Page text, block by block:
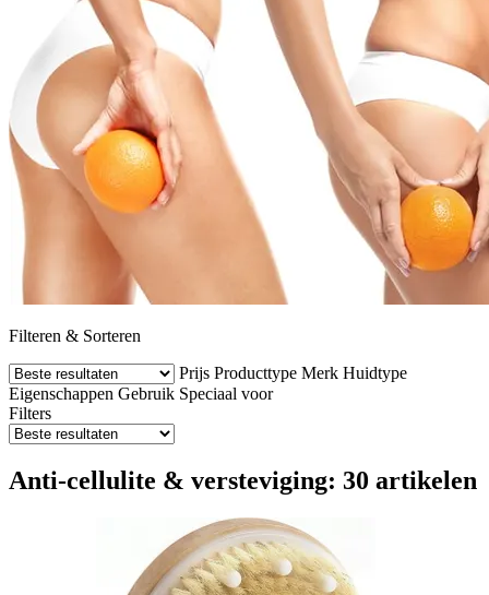
Filteren & Sorteren
Prijs Producttype Merk Huidtype
Eigenschappen Gebruik Speciaal voor
Filters
Anti-cellulite & versteviging: 30 artikelen